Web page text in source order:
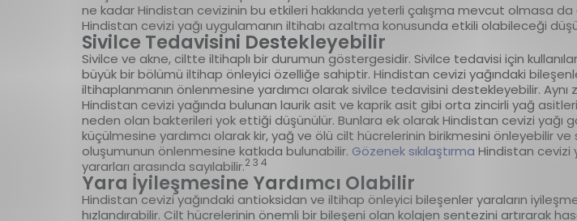
ne kadar Hindistan cevizinin bu etkileri hakkında yeterli çalışma mevcut olmasa da
Hindistan cevizi yağı uygulamanın iltihabı azaltma konusunda etkili olabileceği
Sivilce Tedavisini Destekleyebilir
Sivilce ve akne, ciltte iltihaplı bir durumun göstergesidir. Sivilce tedavisi için
büyük bir bölümü iltihap önleyici özelliğe sahiptir. Hindistan cevizi yağındaki
iltihaplanmanın önlenmesine yardımcı olarak sivilce tedavisini destekleyebilir. Aynı
Hindistan cevizi yağında bulunan laurik asit ve kaprik asit gibi orta zincirli yağ
neden olan bakterileri yok ettiği düşünülür. Bunlara ek olarak Hindistan cevizi yağı
küçülmesine yardımcı olarak kir, yağ ve ölü cilt hücrelerinin birikmesini önleyebilir ve
oluşumunun önlenmesine katkıda bulunabilir. Gözenek sıkılaştırma Hindistan cevizi
yararları arasında sayılabilir.2 3 4
Yara İyileşmesine Yardımcı Olabilir
Hindistan cevizi yağındaki antioksidan ve iltihap önleyici bileşenler yaraların
hızlandırabilir. Cilt hücrelerinin önemli bir bileşeni olan kolajen sentezini artırarak